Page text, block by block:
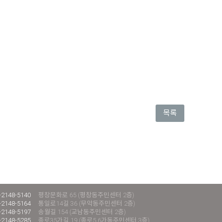
목록
5140
평창문화로 65 (평창동주민센터 2층)
5164
통일로14길 36 (무악동주민센터 2층)
5197
송월길 154 (교남동주민센터 2층)
5285
종로35가길 19 (종로5.6가동주민센터 3층)